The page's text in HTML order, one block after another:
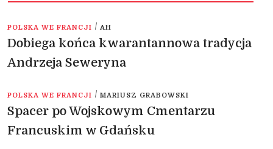
POLSKA WE FRANCJI / AH
Dobiega końca kwarantannowa tradycja
Andrzeja Seweryna
POLSKA WE FRANCJI / MARIUSZ GRABOWSKI
Spacer po Wojskowym Cmentarzu
Francuskim w Gdańsku